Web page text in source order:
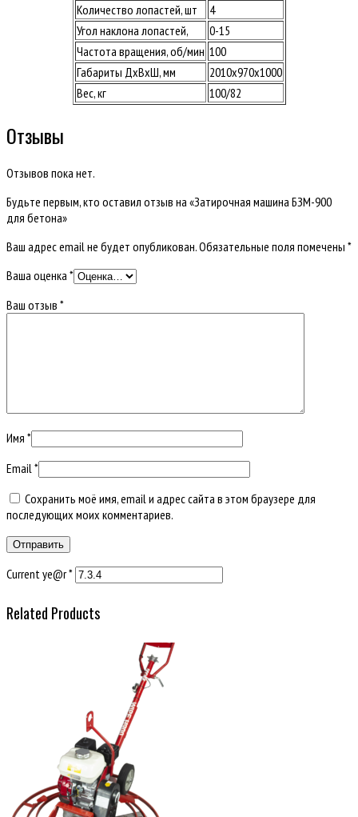
Количество лопастей, шт
4
Угол наклона лопастей,
0-15
Частота вращения, об/мин 100
Габариты ДхВхШ, мм
2010х970х1000
Вес, кг
100/82
Отзывы
Отзывов пока нет.
Будьте первым, кто оставил отзыв на «Затирочная машина БЗМ-900
для бетона»
Ваш адрес email не будет опубликован.Обязательные поля помечены *
Ваша оценка *
Ваш отзыв *
Имя *
Email*
Сохранить моё имя, email и адрес сайта в этом браузере для
последующих моих комментариев.
Current ye@r*
Related Products